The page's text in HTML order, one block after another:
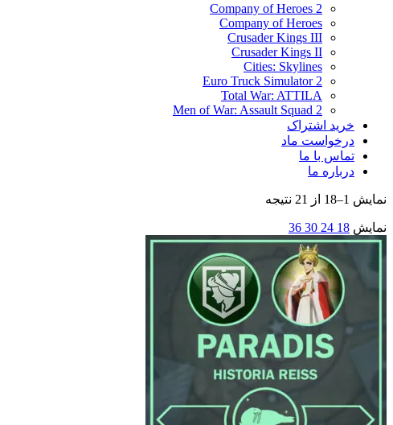
Company of Heroes 2
Company of Heroes
Crusader Kings III
Crusader Kings II
Cities: Skylines
Euro Truck Simulator 2
Total War: ATTILA
Men of War: Assault Squad 2
خرید اشتراک
درخواست ماد
تماس با ما
درباره ما
نمایش 1–18 از 21 نتیجه
نمایش 18
24
30
36